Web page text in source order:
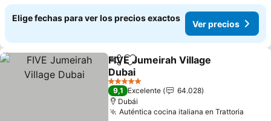
Elige fechas para ver los precios exactos
Ver precios
CompartirAgregar a favoritos
FIVE Jumeirah Village
Dubai
5 Estrellas
9,1 Excelente
64.028
Dubái
Auténtica cocina italiana en Trattoria